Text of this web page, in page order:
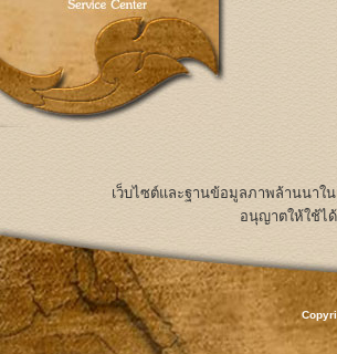
เว็บไซต์และฐานข้อมูลภาพล้านนาใ
อนุญาตให้ใช้ไ